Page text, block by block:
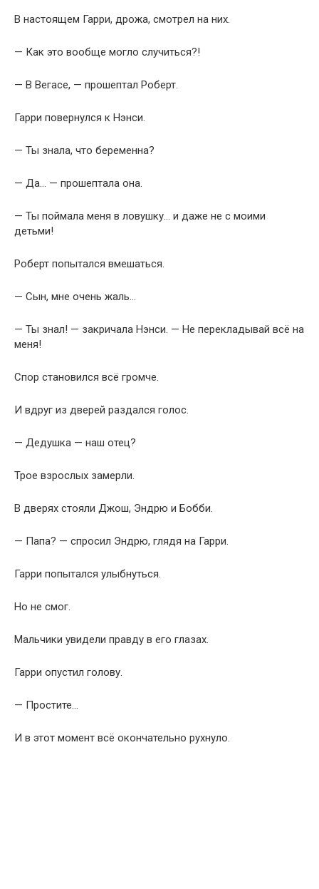
В настоящем Гарри, дрожа, смотрел на них.
— Как это вообще могло случиться?!
— В Вегасе, — прошептал Роберт.
Гарри повернулся к Нэнси.
— Ты знала, что беременна?
— Да… — прошептала она.
— Ты поймала меня в ловушку… и даже не с моими
детьми!
Роберт попытался вмешаться.
— Сын, мне очень жаль…
— Ты знал! — закричала Нэнси. — Не перекладывай всё на
меня!
Спор становился всё громче.
И вдруг из дверей раздался голос.
— Дедушка — наш отец?
Трое взрослых замерли.
В дверях стояли Джош, Эндрю и Бобби.
— Папа? — спросил Эндрю, глядя на Гарри.
Гарри попытался улыбнуться.
Но не смог.
Мальчики увидели правду в его глазах.
Гарри опустил голову.
— Простите…
И в этот момент всё окончательно рухнуло.